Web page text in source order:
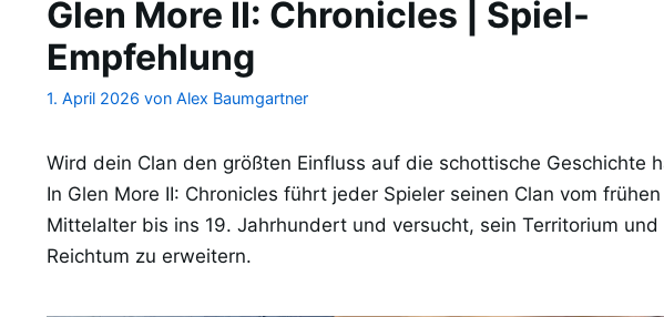
Glen More II: Chronicles | Spiel-
Empfehlung
1. April 2026 von Alex Baumgartner
Wird dein Clan den größten Einfluss auf die schottische Geschichte
In Glen More II: Chronicles führt jeder Spieler seinen Clan vom frühen
Mittelalter bis ins 19. Jahrhundert und versucht, sein Territorium und
Reichtum zu erweitern.